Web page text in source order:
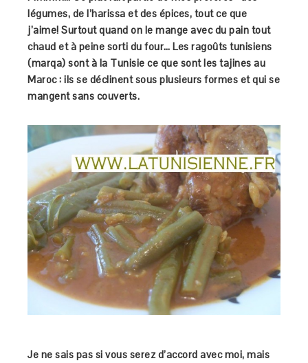
légumes, de l’harissa et des épices, tout ce que
j’aime! Surtout quand on le mange avec du pain tout
chaud et à peine sorti du four… Les ragoûts tunisiens
(marqa) sont à la Tunisie ce que sont les tajines au
Maroc : ils se déclinent sous plusieurs formes et qui se
mangent sans couverts.
Je ne sais pas si vous serez d’accord avec moi, mais